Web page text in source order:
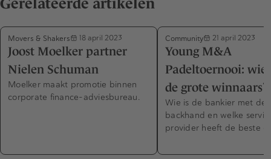
Gerelateerde artikelen
Movers & Shakers 18 april 2023
Joost Moelker partner
Nielen Schuman
Moelker maakt promotie binnen
corporate finance-adviesbureau.
Community 21 april 2023
Young M&A
Padeltoernooi: wie
de grote winnaars?
Wie is de bankier met de
backhand en welke
provider heeft de beste